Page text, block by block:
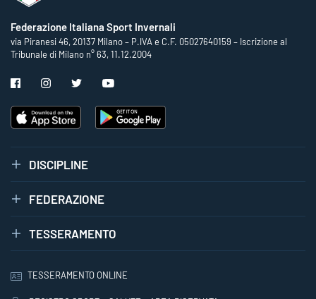
Federazione Italiana Sport Invernali
via Piranesi 46, 20137 Milano – P.IVA e C.F. 05027640159 – Iscrizione al
Tribunale di Milano n° 63, 11.12.2004
DISCIPLINE
FEDERAZIONE
TESSERAMENTO
TESSERAMENTO ONLINE